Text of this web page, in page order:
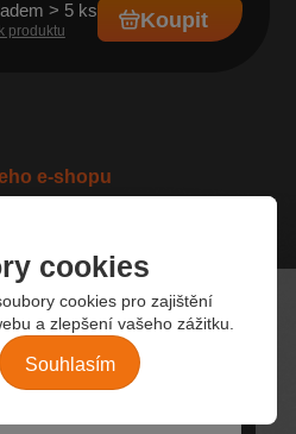
> 5 ks
produktu Koupit
e-shopu
cookies
cookies pro zajištění
a zlepšení vašeho zážitku.
Souhlasím